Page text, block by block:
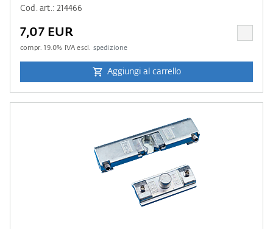
Cod. art.: 214466
7,07 EUR
compr.19.0% IVA escl. spedizione
Aggiungi al carrello